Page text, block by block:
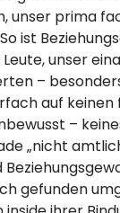
unser prima
ist
unser
–
auf keinen
–
„nicht
gefunden